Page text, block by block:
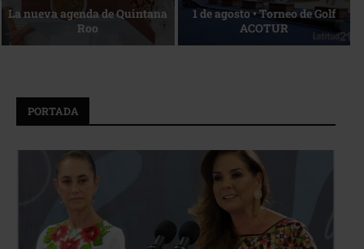
Reconocimiento de viajeros La esencia del servicio
PORTADA